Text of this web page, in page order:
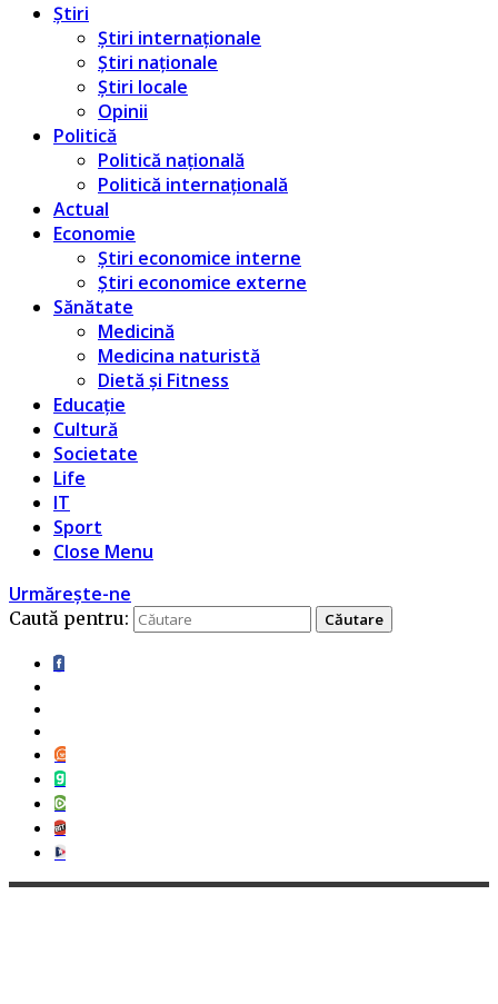
Știri
Știri internaționale
Știri naționale
Știri locale
Opinii
Politică
Politică națională
Politică internațională
Actual
Economie
Știri economice interne
Știri economice externe
Sănătate
Medicină
Medicina naturistă
Dietă și Fitness
Educație
Cultură
Societate
Life
IT
Sport
Close Menu
Urmărește-ne
Caută pentru: